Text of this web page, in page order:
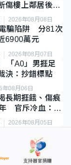
樓上鄰居後墮
2026年08月08日
騙陷阱 分81次
6900萬元
2026年08月07日
「A0」男捱足
決：抄錯標點
年08月06日
長期捱餓、傷痕
官斥冷血：同
2026年08月05日